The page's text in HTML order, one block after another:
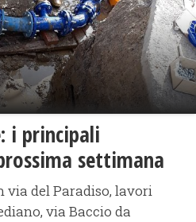
i principali
settimana
via del Paradiso, lavori
via Baccio da